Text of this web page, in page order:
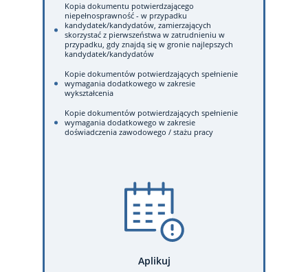
Kopia dokumentu potwierdzającego
niepełnosprawność - w przypadku
kandydatek/kandydatów, zamierzających
skorzystać z pierwszeństwa w zatrudnieniu w
przypadku, gdy znajdą się w gronie najlepszych
kandydatek/kandydatów
Kopie dokumentów potwierdzających spełnienie
wymagania dodatkowego w zakresie
wykształcenia
Kopie dokumentów potwierdzających spełnienie
wymagania dodatkowego w zakresie
doświadczenia zawodowego / stażu pracy
Aplikuj